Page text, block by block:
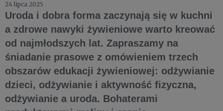
24 lipca 2025
Uroda i dobra forma zaczynają się w kuchni
a zdrowe nawyki żywieniowe warto kreować
od najmłodszych lat. Zapraszamy na
śniadanie prasowe z omówieniem trzech
obszarów edukacji żywieniowej: odżywianie
dzieci, odżywianie i aktywność fizyczna,
odżywianie a uroda. Bohaterami